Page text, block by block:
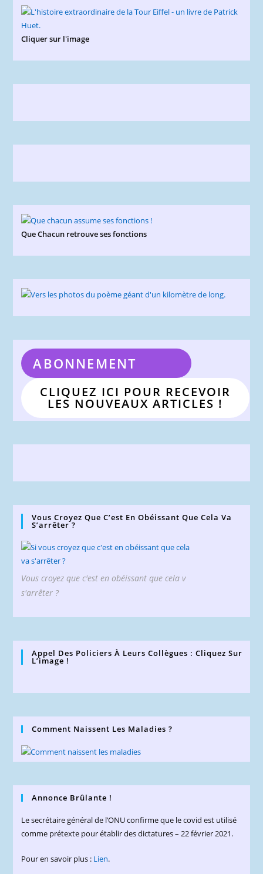
Cliquer sur l'image
Que Chacun retrouve ses fonctions
ABONNEMENT
CLIQUEZ ICI POUR RECEVOIR
LES NOUVEAUX ARTICLES !
Vous Croyez Que C’est En Obéissant Que Cela Va
S’arrêter ?
Vous croyez que c'est en obéissant que cela v
s'arrêter ?
Appel Des Policiers À Leurs Collègues : Cliquez Sur
L’image !
Comment Naissent Les Maladies ?
Annonce Brûlante !
Le secrétaire général de l’ONU confirme que le covid est utilisé
comme prétexte pour établir des dictatures – 22 février 2021.
Pour en savoir plus : Lien.